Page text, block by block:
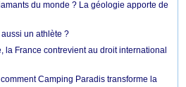
du monde ? La géologie apporte de
un athlète ?
la France contrevient au droit international
Camping Paradis transforme la